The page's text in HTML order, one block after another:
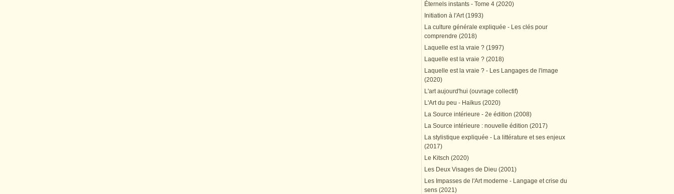
Éternels instants - Tome 4 (2020)
Initiation à l'Art (1993)
La culture générale expliquée - Les clés pour
comprendre (2018)
Laquelle est la vraie ? (1997)
Laquelle est la vraie ? (2018)
Laquelle est la vraie ? - Les Langages de l'image
(2020)
L'art aujourd'hui (ouvrage collectif)
L'Art du peu - Haïkus (2020)
La Source intérieure - 2e édition (2008)
La Source intérieure : nouvelle édition (2017)
La stylistique expliquée - La littérature et ses enjeux
(2017)
Le Kitsch (2020)
Les Deux Visages de Dieu (2001)
Les Impasses de l'Art moderne - Langage et crise du
sens (2021)